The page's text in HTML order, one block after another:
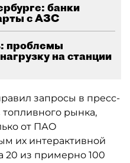
банки
с АЗС
проблемы
на станции
запросы в пресс-
рынка,
от ПАО
их интерактивной
20 из примерно 100